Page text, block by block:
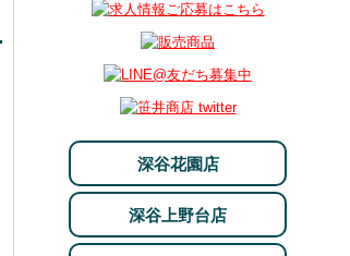
深谷花園店
深谷上野台店